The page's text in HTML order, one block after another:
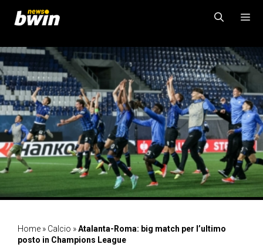
contenuto
MENU
Home » Calcio »Atalanta-Roma: big match per l’ultimo
posto in Champions League